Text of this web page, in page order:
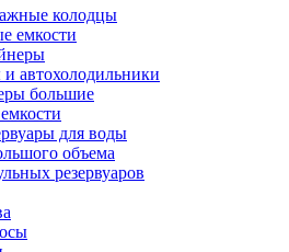
колодцы
емкости
автохолодильники
большие
для воды
объема
резервуаров